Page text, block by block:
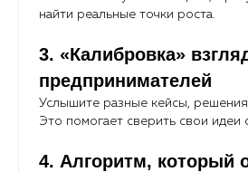
найти реальные точки роста.
3. «Калибровка»
предпринимателей
Услышите разные кейсы,
Это помогает сверить свои идеи
4. Алгоритм, который